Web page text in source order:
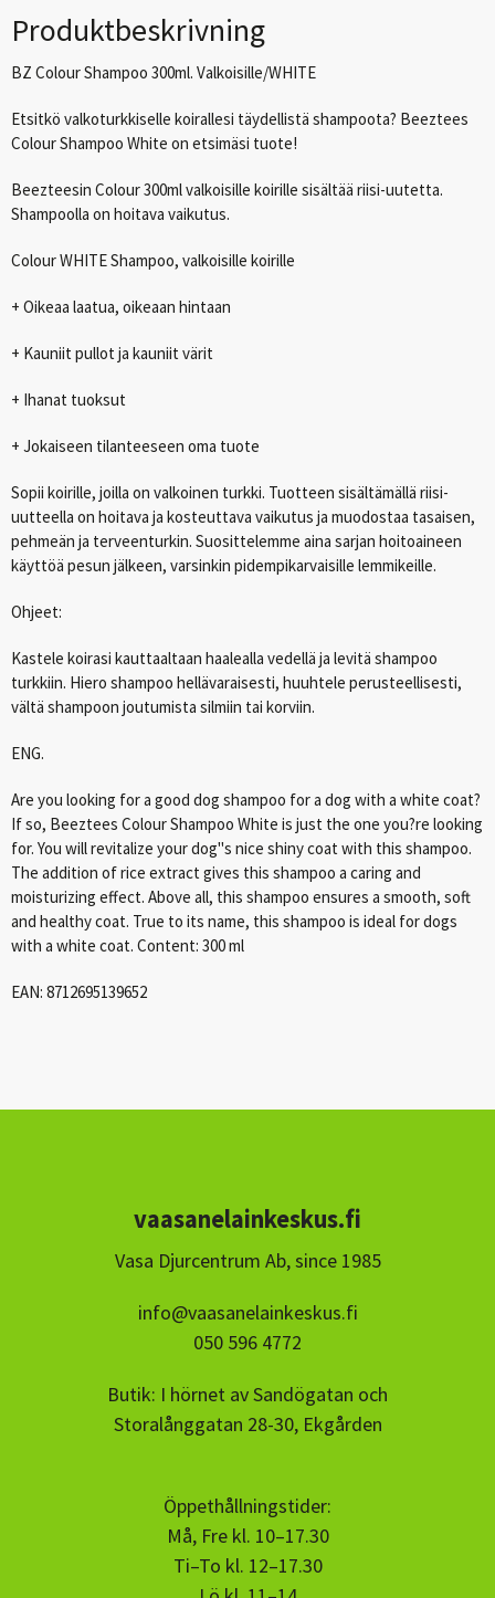
Produktbeskrivning
BZ Colour Shampoo 300ml. Valkoisille/WHITE
Etsitkö valkoturkkiselle koirallesi täydellistä shampoota? Beeztees
Colour Shampoo White on etsimäsi tuote!
Beezteesin Colour 300ml valkoisille koirille sisältää riisi-uutetta.
Shampoolla on hoitava vaikutus.
ColourWHITEShampoo, valkoisille koirille
+ Oikeaa laatua, oikeaan hintaan
+ Kauniit pullot ja kauniit värit
+ Ihanat tuoksut
+ Jokaiseen tilanteeseen oma tuote
Sopii koirille, joilla on valkoinen turkki. Tuotteen sisältämällä riisi-
uutteella on hoitava ja kosteuttava vaikutus ja muodostaa tasaisen,
pehmeän ja terveenturkin. Suosittelemme aina sarjan hoitoaineen
käyttöä pesun jälkeen, varsinkin pidempikarvaisille lemmikeille.
Ohjeet:
Kastele koirasi kauttaaltaan haalealla vedellä ja levitä shampoo
turkkiin. Hiero shampoo hellävaraisesti, huuhtele perusteellisesti,
vältä shampoon joutumista silmiin tai korviin.
ENG.
Are you looking for a good dog shampoo for a dog with a white coat?
If so, Beeztees Colour Shampoo White is just the one you?re looking
for. You will revitalize your dog"s nice shiny coat with this shampoo.
The addition of rice extract gives this shampoo a caring and
moisturizing effect. Above all, this shampoo ensures a smooth, soft
and healthy coat. True to its name, this shampoo is ideal for dogs
with a white coat. Content: 300 ml
EAN: 8712695139652
vaasanelainkeskus.fi
Vasa Djurcentrum Ab, since 1985
info@vaasanelainkeskus.fi
050 596 4772
Butik: I hörnet av Sandögatan och
Storalånggatan 28-30, Ekgården
Öppethållningstider:
Må, Fre kl. 10–17.30
Ti–To kl. 12–17.30